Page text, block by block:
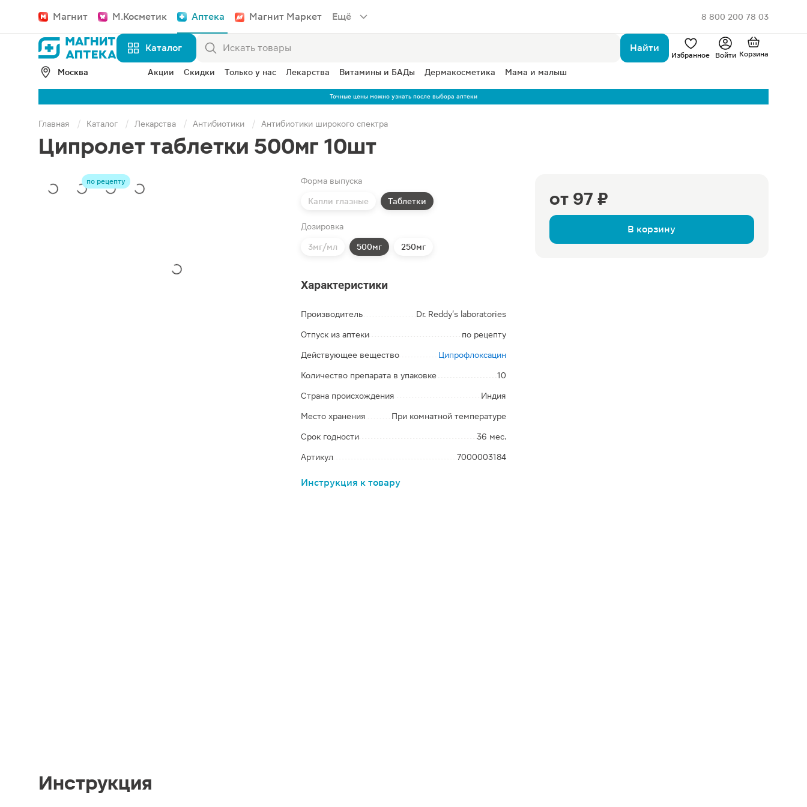
Магнит М.Косметик Аптека Магнит Маркет Ещё 8 800 200 78 03
Каталог Найти
Избранное Войти Корзина
Москва Акции Скидки Только у нас Лекарства Витамины и БАДы Дермакосметика Мама и малыш
Точные цены можно узнать после выбора аптеки
Главная Каталог Лекарства Антибиотики Антибиотики широкого спектра
Ципролет таблетки 500мг 10шт
по рецепту
от 97 ₽
В корзину
Форма выпуска
Капли глазные Таблетки
Дозировка
3мг/мл 500мг 250мг
Характеристики
Производитель Dr. Reddy's laboratories
Отпуск из аптеки по рецепту
Действующее вещество Ципрофлоксацин
Количество препарата в упаковке 10
Страна происхождения Индия
Место хранения При комнатной температуре
Срок годности 36 мес.
Артикул 7000003184
Инструкция к товару
Инструкция